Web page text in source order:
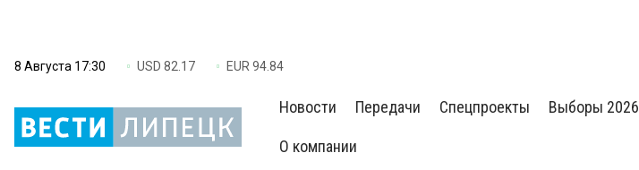
8 Августа 17:30 USD 82.17 EUR 94.84
Новости Передачи Спецпроекты Выборы 2026
О компании